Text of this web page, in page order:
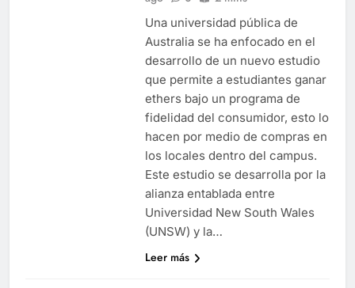
Una universidad pública de
Australia se ha enfocado en el
desarrollo de un nuevo estudio
que permite a estudiantes ganar
ethers bajo un programa de
fidelidad del consumidor, esto lo
hacen por medio de compras en
los locales dentro del campus.
Este estudio se desarrolla por la
alianza entablada entre
Universidad New South Wales
(UNSW) y la…
Leer más